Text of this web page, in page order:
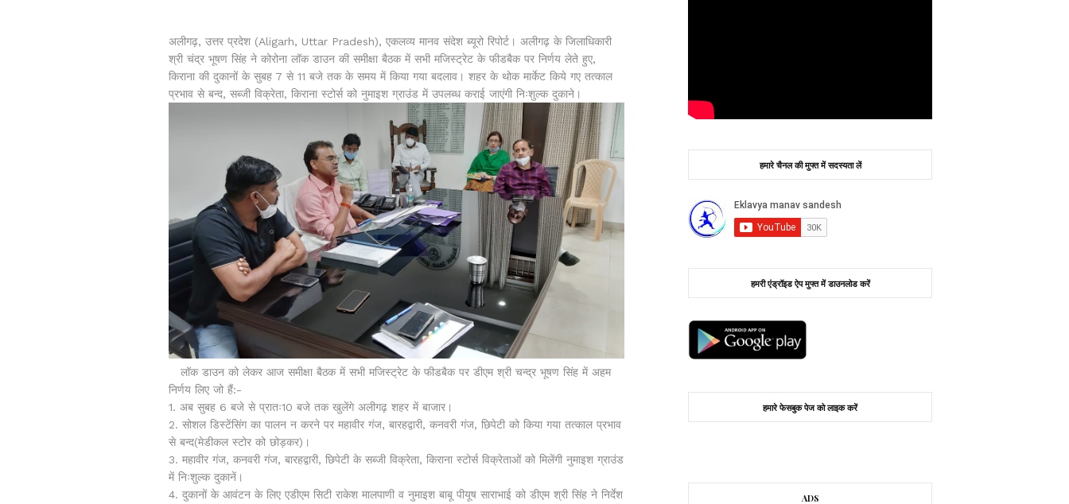
अलीगढ़, उत्तर प्रदेश (Aligarh, Uttar Pradesh), एकलव्य मानव संदेश ब्यूरो रिपोर्ट। अलीगढ़ के जिलाधिकारी
श्री चंद्र भूषण सिंह ने कोरोना लॉक डाउन की समीक्षा बैठक में सभी मजिस्ट्रेट के फीडबैक पर निर्णय लेते हुए,
किराना की दुकानों के सुबह 7 से 11 बजे तक के समय में किया गया बदलाव। शहर के थोक मार्केट किये गए तत्काल
प्रभाव से बन्द, सब्जी विक्रेता, किराना स्टोर्स को नुमाइश ग्राउंड में उपलब्ध कराई जाएंगी निःशुल्क दुकाने।
लॉक डाउन को लेकर आज समीक्षा बैठक में सभी मजिस्ट्रेट के फीडबैक पर डीएम श्री चन्द्र भूषण सिंह में अहम
निर्णय लिए जो हैं:-
1. अब सुबह 6 बजे से प्रातः10 बजे तक खुलेंगे अलीगढ़ शहर में बाजार।
2. सोशल डिस्टेंसिंग का पालन न करने पर महावीर गंज, बारहद्वारी, कनवरी गंज, छिपेटी को किया गया तत्काल प्रभाव
से बन्द(मेडीकल स्टोर को छोड़कर)।
3. महावीर गंज, कनवरी गंज, बारहद्वारी, छिपेटी के सब्जी विक्रेता, किराना स्टोर्स विक्रेताओं को मिलेंगी नुमाइश ग्राउंड
में निःशुल्क दुकानें।
4. दुकानों के आवंटन के लिए एडीएम सिटी राकेश मालपाणी व नुमाइश बाबू पीयूष साराभाई को डीएम श्री सिंह ने निर्देश
हमारे चैनल की मुफ्त में सदस्यता लें
हमरी एंड्रॉइड ऐप मुफ्त में डाउनलोड करें
हमारे फेसबुक पेज को लाइक करें
ADS